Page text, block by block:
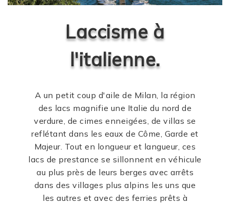
Laccisme à
l'italienne.
A un petit coup d'aile de Milan, la région
des lacs magnifie une Italie du nord de
verdure, de cimes enneigées, de villas se
reflétant dans les eaux de Côme, Garde et
Majeur. Tout en longueur et langueur, ces
lacs de prestance se sillonnent en véhicule
au plus près de leurs berges avec arrêts
dans des villages plus alpins les uns que
les autres et avec des ferries prêts à